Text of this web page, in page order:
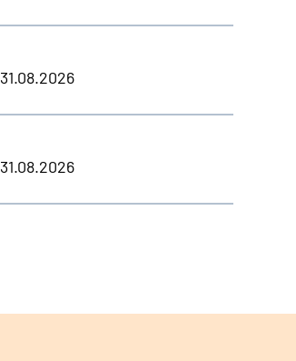
31.08.2026
31.08.2026